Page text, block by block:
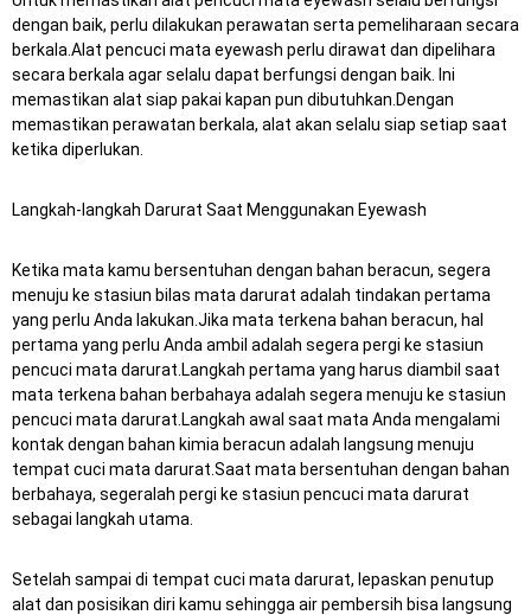
dengan baik, perlu dilakukan perawatan serta pemeliharaan secara
berkala.Alat pencuci mata eyewash perlu dirawat dan dipelihara
secara berkala agar selalu dapat berfungsi dengan baik. Ini
memastikan alat siap pakai kapan pun dibutuhkan.Dengan
memastikan perawatan berkala, alat akan selalu siap setiap saat
ketika diperlukan.
Langkah-langkah Darurat Saat Menggunakan Eyewash
Ketika mata kamu bersentuhan dengan bahan beracun, segera
menuju ke stasiun bilas mata darurat adalah tindakan pertama
yang perlu Anda lakukan.Jika mata terkena bahan beracun, hal
pertama yang perlu Anda ambil adalah segera pergi ke stasiun
pencuci mata darurat.Langkah pertama yang harus diambil saat
mata terkena bahan berbahaya adalah segera menuju ke stasiun
pencuci mata darurat.Langkah awal saat mata Anda mengalami
kontak dengan bahan kimia beracun adalah langsung menuju
tempat cuci mata darurat.Saat mata bersentuhan dengan bahan
berbahaya, segeralah pergi ke stasiun pencuci mata darurat
sebagai langkah utama.
Setelah sampai di tempat cuci mata darurat, lepaskan penutup
alat dan posisikan diri kamu sehingga air pembersih bisa langsung